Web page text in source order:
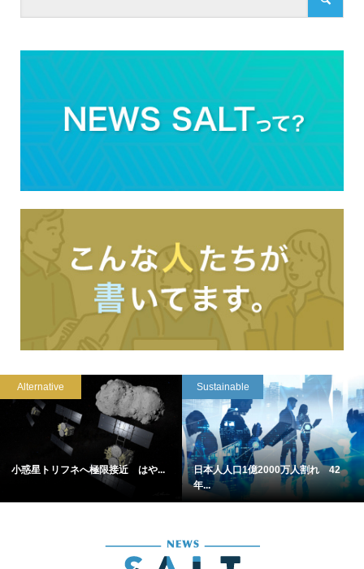
Alternative
小惑星トリフネへ極限接近 はや...
Sustainable
日本人人口1億2000万人割れ 42
年...